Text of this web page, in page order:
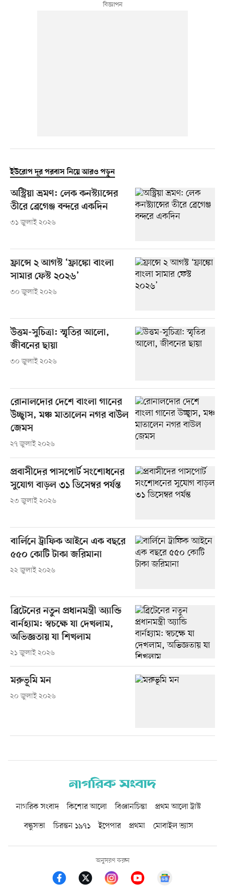
ইউরোপ দূর পরবাস নিয়ে আরও পড়ুন
অস্ট্রিয়া ভ্রমণ: লেক কনস্ট্যান্সের
তীরে ব্রেগেঞ্জ বন্দরে একদিন
৩১ জুলাই ২০২৬
ফ্রান্সে ২ আগস্ট ‘ফ্রাঙ্কো বাংলা
সামার ফেস্ট ২০২৬’
৩০ জুলাই ২০২৬
উত্তম-সুচিত্রা: স্মৃতির আলো,
জীবনের ছায়া
৩০ জুলাই ২০২৬
রোনালদোর দেশে বাংলা গানের
উচ্ছ্বাস, মঞ্চ মাতালেন নগর বাউল
জেমস
২৭ জুলাই ২০২৬
প্রবাসীদের পাসপোর্ট সংশোধনের
সুযোগ বাড়ল ৩১ ডিসেম্বর পর্যন্ত
২৩ জুলাই ২০২৬
বার্লিনে ট্রাফিক আইনে এক বছরে
৫৫০ কোটি টাকা জরিমানা
২২ জুলাই ২০২৬
ব্রিটেনের নতুন প্রধানমন্ত্রী অ্যান্ডি
বার্নহ্যাম: স্বচক্ষে যা দেখলাম,
অভিজ্ঞতায় যা শিখলাম
২১ জুলাই ২০২৬
মরুভূমি মন
২০ জুলাই ২০২৬
নাগরিক সংবাদ কিশোর আলো বিজ্ঞানচিন্তা
প্রথম আলো ট্রাস্ট
বন্ধুসভা
চিরন্তন ১৯৭১ ইপেপার প্রথমা মোবাইল ভ্যাস
অনুসরণ করুন